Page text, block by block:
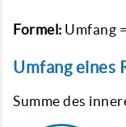
Formel: Umfang
Umfang eines
Summe des